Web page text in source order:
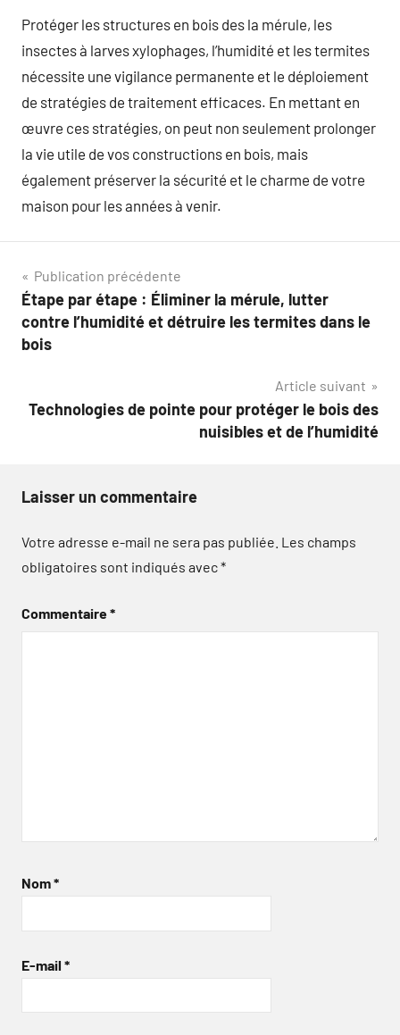
Protéger les structures en bois des la mérule, les
insectes à larves xylophages, l’humidité et les termites
nécessite une vigilance permanente et le déploiement
de stratégies de traitement efficaces. En mettant en
œuvre ces stratégies, on peut non seulement prolonger
la vie utile de vos constructions en bois, mais
également préserver la sécurité et le charme de votre
maison pour les années à venir.
Navigation
de
l’article
Publication précédente
Étape par étape : Éliminer la mérule, lutter
contre l’humidité et détruire les termites dans le
bois
Article suivant
Technologies de pointe pour protéger le bois des
nuisibles et de l’humidité
Laisser un commentaire
Votre adresse e-mail ne sera pas publiée. Les champs
obligatoires sont indiqués avec*
Commentaire*
Nom*
E-mail *